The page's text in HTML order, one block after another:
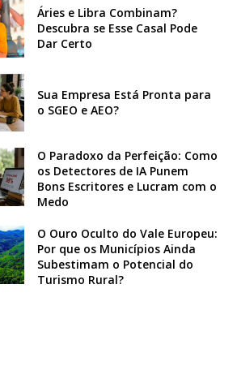
Áries e Libra Combinam?
Descubra se Esse Casal Pode
Dar Certo
Sua Empresa Está Pronta para
o SGEO e AEO?
O Paradoxo da Perfeição: Como
os Detectores de IA Punem
Bons Escritores e Lucram com o
Medo
O Ouro Oculto do Vale Europeu:
Por que os Municípios Ainda
Subestimam o Potencial do
Turismo Rural?